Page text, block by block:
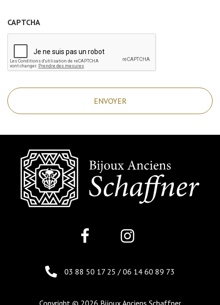
CAPTCHA
03 88 50 17 25 / 06 14 60 89 73
Copyright © 2026 Bijoux Anciens Schaffner